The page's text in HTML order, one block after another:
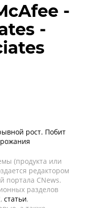
-
-
рост. Побит
(продукта или
редактором
портала CNews.
разделов
статьи,